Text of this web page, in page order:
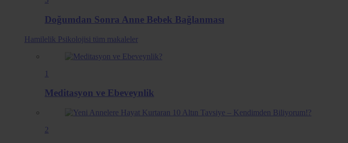
Doğumdan Sonra Anne Bebek Bağlanması
Hamilelik Psikolojisi tüm makaleler
1
Meditasyon ve Ebeveynlik
2